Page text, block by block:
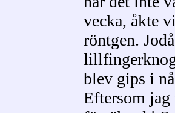
vecka, åkte
röntgen.
blev gips i
Eftersom jag